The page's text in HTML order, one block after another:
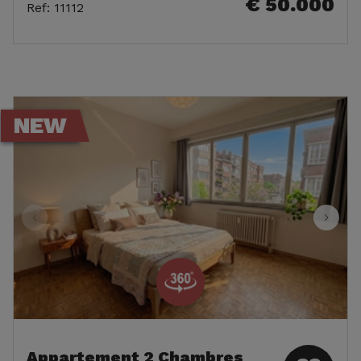
Ref: 11112 € 50.000
NEW